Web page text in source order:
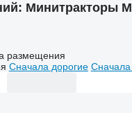
Минитракторы
размещения
Сначала дорогие